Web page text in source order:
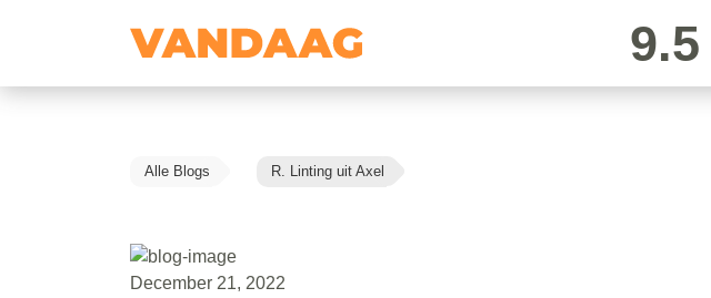
9.5
Alle Blogs R. Linting uit Axel
December 21, 2022